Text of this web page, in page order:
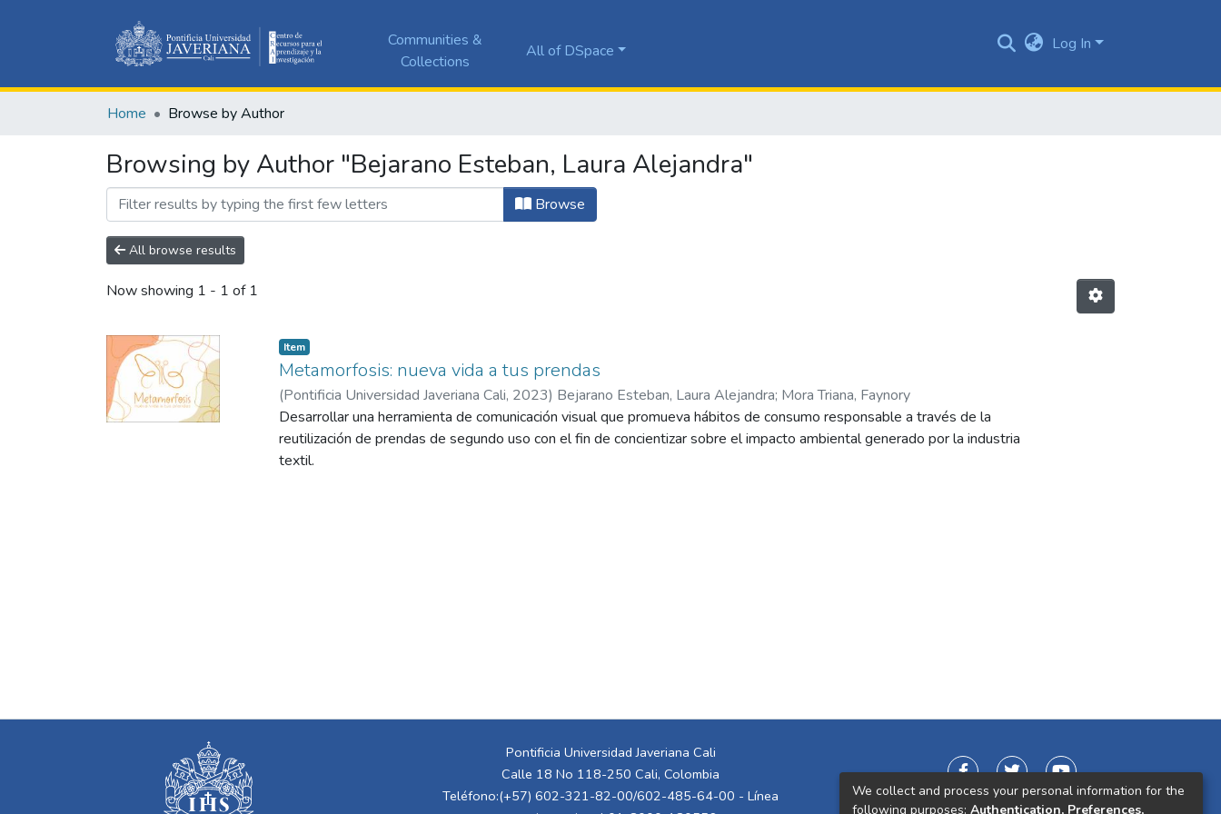
Communities &
Collections
All of DSpace Log In
Home Browse by Author
Browsing by Author "Bejarano Esteban, Laura Alejandra"
Browse
All browse results
Now showing 1 - 1 of 1
Item
Metamorfosis: nueva vida a tus prendas
(Pontificia Universidad Javeriana Cali, 2023) Bejarano Esteban, Laura Alejandra;
Desarrollar una herramienta de comunicación visual que promueva hábitos de consumo responsable a través de la
reutilización de prendas de segundo uso con el fin de concientizar sobre el impacto ambiental generado por la industria
textil.
Pontificia Universidad Javeriana Cali
Calle 18 No 118-250 Cali, Colombia
Teléfono:(+57) 602-321-82-00/602-485-64-00 - Línea
We collect and process your personal information for the
following purposes: Authentication, Preferences,